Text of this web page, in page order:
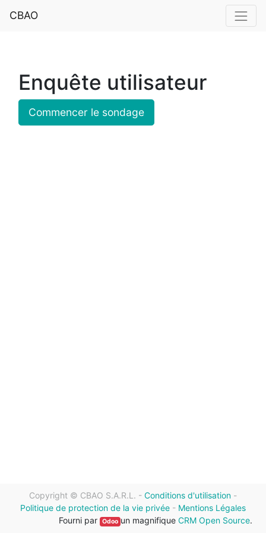
CBAO
Enquête utilisateur
Commencer le sondage
Copyright © CBAO S.A.R.L. - Conditions d'utilisation -
Politique de protection de la vie privée - Mentions Légales
Fourni par
Odoo un magnifique CRM Open Source.